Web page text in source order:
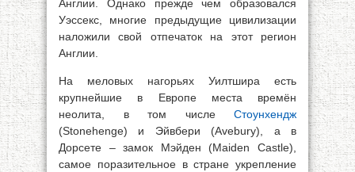
Англии. Однако прежде чем образовался
Уэссекс, многие предыдущие цивилизации
наложили свой отпечаток на этот регион
Англии.
На меловых нагорьях Уилтшира есть
крупнейшие в Европе места времён
неолита, в том числе Стоунхендж
(Stonehenge) и Эйвбери (Avebury), а в
Дорсете – замок Мэйден (Maiden Castle),
самое поразительное в стране укрепление